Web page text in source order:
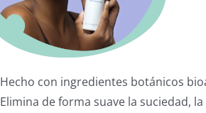
Hecho con ingredientes botánicos
Elimina de forma suave la suciedad,